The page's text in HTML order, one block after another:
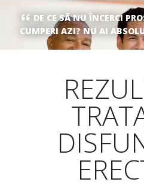
DE CE SĂ NU ÎNCERCI
CUMPERI AZI? NU AI